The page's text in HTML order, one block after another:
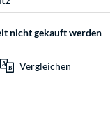
nicht gekauft werden
Vergleichen